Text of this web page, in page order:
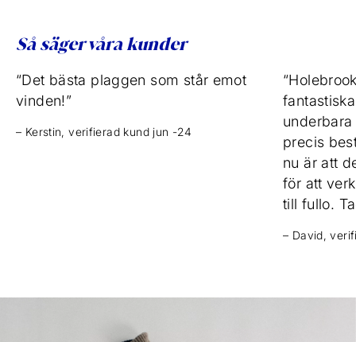
Så säger våra kunder
“Det bästa plaggen som står emot
vinden!”
– Kerstin, verifierad kund jun -24
precis
nu är att
för att
till fullo.
– David,